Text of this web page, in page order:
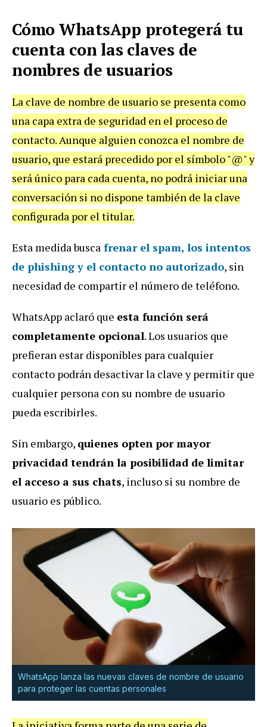
Cómo WhatsApp protegerá tu
cuenta con las claves de
nombres de usuarios
La clave de nombre de usuario se presenta como
una capa extra de seguridad en el proceso de
contacto. Aunque alguien conozca el nombre de
usuario, que estará precedido por el símbolo "@" y
será único para cada cuenta, no podrá iniciar una
conversación si no dispone también de la clave
configurada por el titular.
Esta medida busca frenar el spam, los intentos
de phishing y el contacto no autorizado, sin
necesidad de compartir el número de teléfono.
WhatsApp aclaró que esta función será
completamente opcional. Los usuarios que
prefieran estar disponibles para cualquier
contacto podrán desactivar la clave y permitir que
cualquier persona con su nombre de usuario
pueda escribirles.
Sin embargo, quienes opten por mayor
privacidad tendrán la posibilidad de limitar
el acceso a sus chats, incluso si su nombre de
usuario es público.
WhatsApp lanza las nuevas claves de nombre de usuario
para proteger las cuentas personales